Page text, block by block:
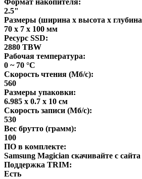
2.5"
Размеры (ширина x высота x
70 x 7 x 100 мм
Ресурс SSD:
2880 TBW
Рабочая температура:
0 ~ 70 °C
Скорость чтения (Мб/с):
560
Размеры упаковки:
6.985 x 0.7 x 10 см
Скорость записи (Мб/с):
530
Вес брутто (грамм):
100
ПО в комплекте:
Samsung Magician скачивайте с
Поддержка TRIM:
Есть